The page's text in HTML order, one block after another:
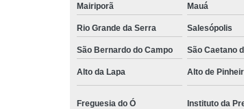
Mairiporã Mauá
Rio Grande da Serra Salesópolis
São Bernardo do Campo São Caetano
Alto da Lapa Alto de
Freguesia do Ó Instituto da